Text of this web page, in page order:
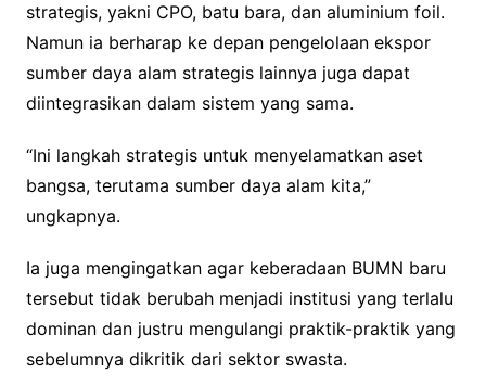
strategis, yakni CPO, batu bara, dan aluminium foil.
Namun ia berharap ke depan pengelolaan ekspor
sumber daya alam strategis lainnya juga dapat
diintegrasikan dalam sistem yang sama.
“Ini langkah strategis untuk menyelamatkan aset
bangsa, terutama sumber daya alam kita,”
ungkapnya.
Ia juga mengingatkan agar keberadaan BUMN baru
tersebut tidak berubah menjadi institusi yang terlalu
dominan dan justru mengulangi praktik-praktik yang
sebelumnya dikritik dari sektor swasta.